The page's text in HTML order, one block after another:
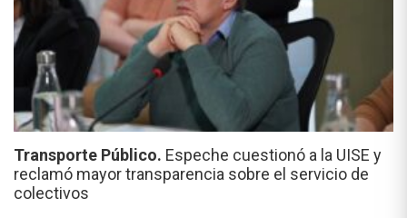
Transporte Público. Espeche cuestionó a la UISE y
reclamó mayor transparencia sobre el servicio de
colectivos